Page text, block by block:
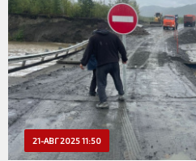
21-АВГ 2025 11:50